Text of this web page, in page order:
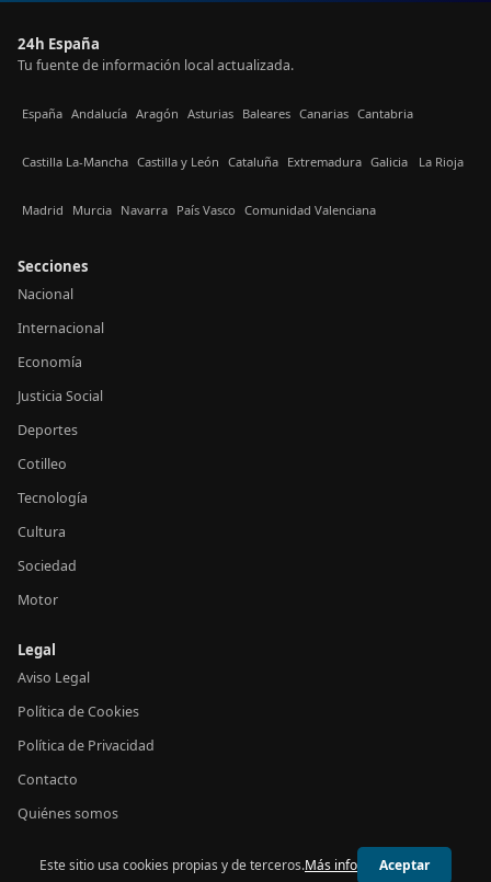
24h España
Tu fuente de información local actualizada.
España Andalucía Aragón Asturias Baleares Canarias Cantabria
Castilla La-Mancha Castilla y León Cataluña Extremadura Galicia La Rioja
Madrid Murcia Navarra País Vasco Comunidad Valenciana
Secciones
Nacional
Internacional
Economía
Justicia Social
Deportes
Cotilleo
Tecnología
Cultura
Sociedad
Motor
Legal
Aviso Legal
Política de Cookies
Política de Privacidad
Contacto
Quiénes somos
© 2026 24h España
Este sitio usa cookies propias y de terceros.Más info Aceptar